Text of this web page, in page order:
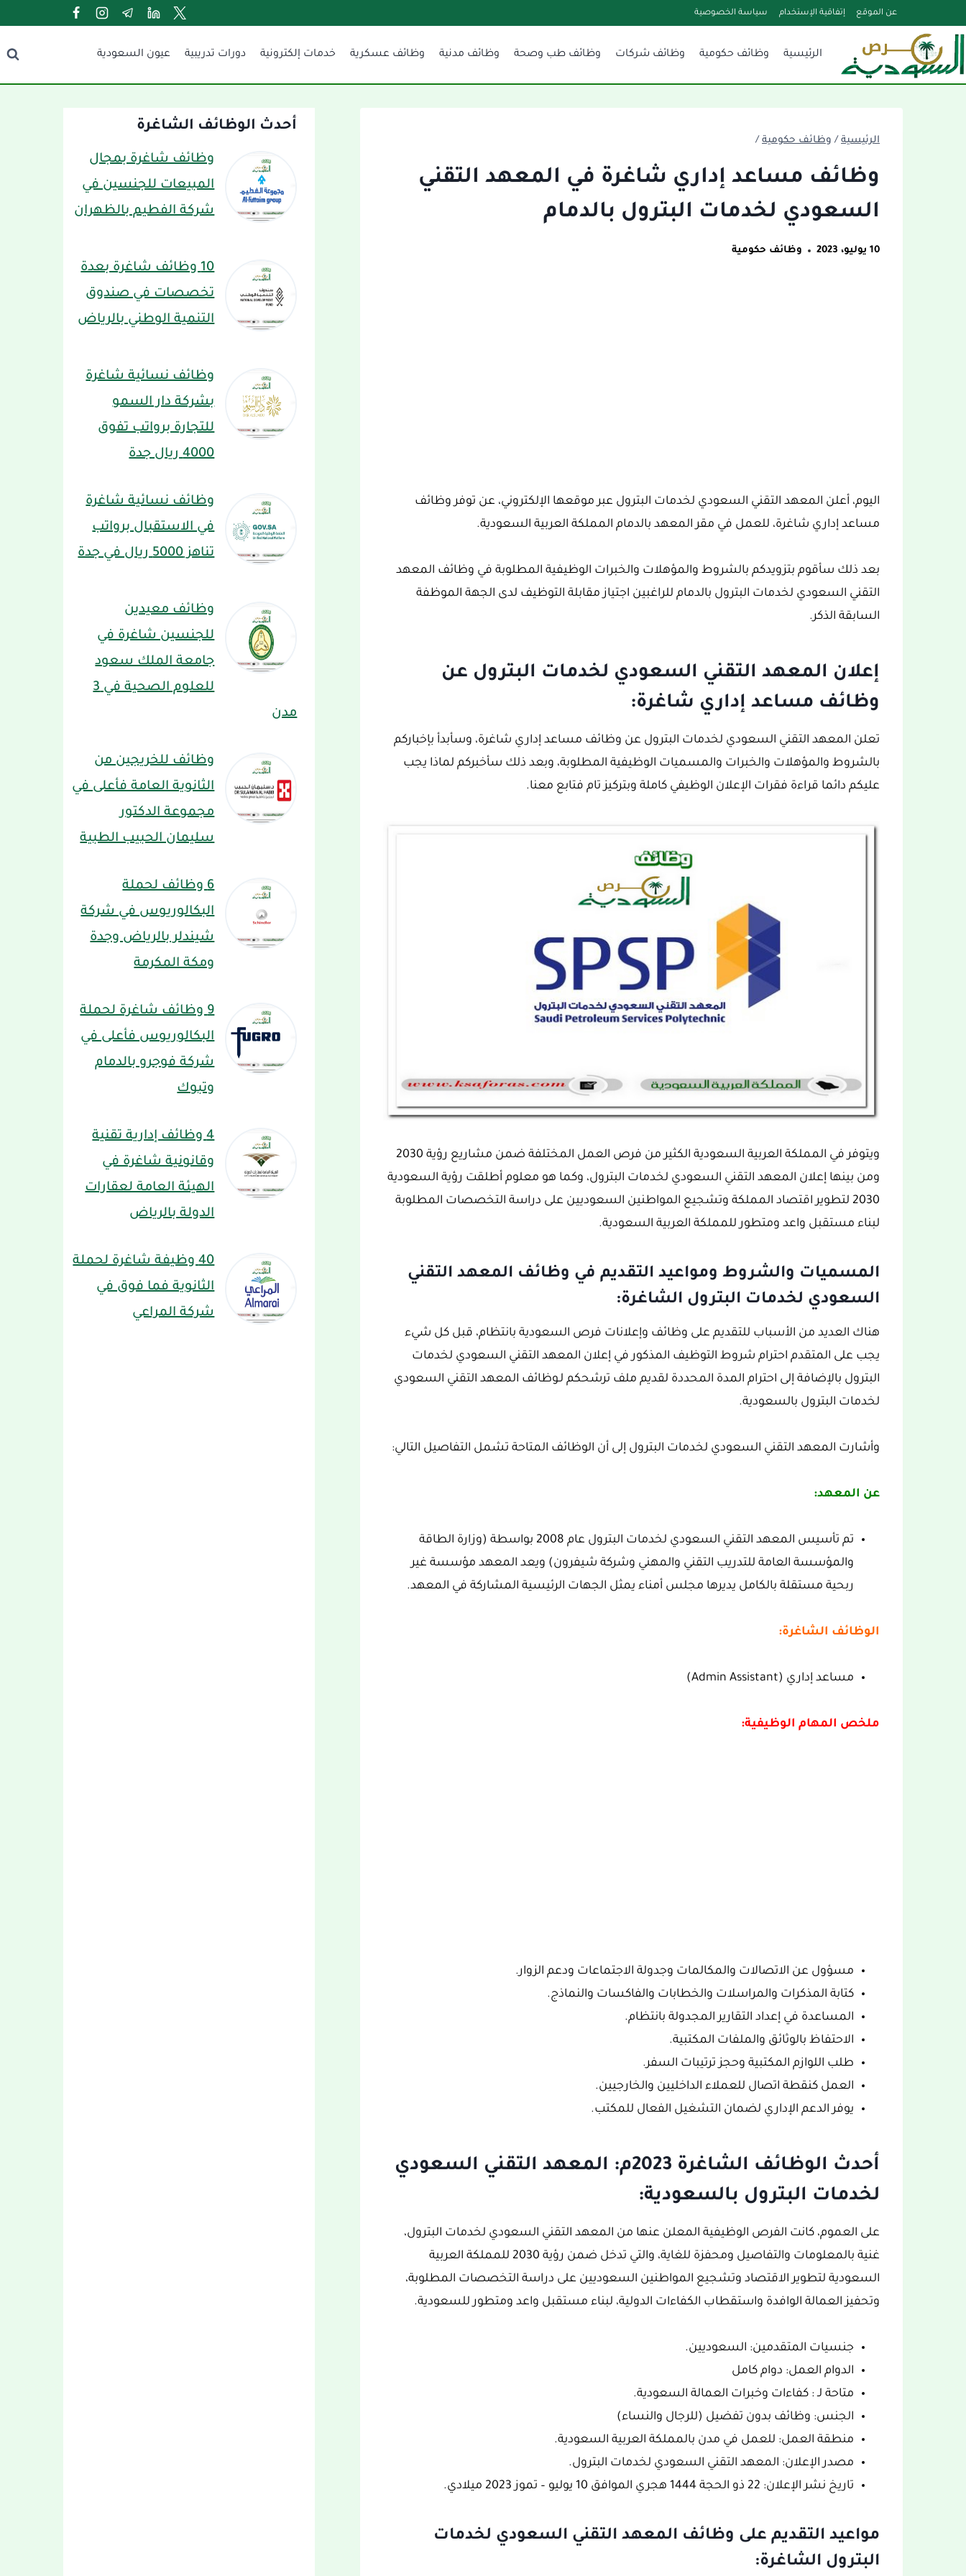
إلى
المحتوى
عن الموقع إتفاقية الإستخدام سياسة الخصوصية
الرئيسية وظائف حكومية وظائف شركات وظائف طب وصحة وظائف مدنية وظائف عسكرية خدمات إلكترونية دورات تدريبية عيون السعودية
الرئيسية / وظائف حكومية /
وظائف مساعد إداري شاغرة في المعهد التقني
السعودي لخدمات البترول بالدمام
10 يوليو، 2023 وظائف حكومية
اليوم، أعلن المعهد التقني السعودي لخدمات البترول عبر موقعها الإلكتروني، عن توفر وظائف
مساعد إداري شاغرة، للعمل في مقر المعهد بالدمام المملكة العربية السعودية.
بعد ذلك سأقوم بتزويدكم بالشروط والمؤهلات والخبرات الوظيفية المطلوبة في وظائف المعهد
التقني السعودي لخدمات البترول بالدمام للراغبين اجتياز مقابلة التوظيف لدى الجهة الموظفة
السابقة الذكر.
إعلان المعهد التقني السعودي لخدمات البترول عن
وظائف مساعد إداري شاغرة:
تعلن المعهد التقني السعودي لخدمات البترول عن وظائف مساعد إداري شاغرة، وسأبدأ بإخباركم
بالشروط والمؤهلات والخبرات والمسميات الوظيفية المطلوبة، وبعد ذلك سأخبركم لماذا يجب
عليكم دائما قراءة فقرات الإعلان الوظيفي كاملة وبتركيز تام فتابع معنا.
ويتوفر في المملكة العربية السعودية الكثير من فرص العمل المختلفة ضمن مشاريع رؤية 2030
ومن بينها إعلان المعهد التقني السعودي لخدمات البترول، وكما هو معلوم أطلقت رؤية السعودية
2030 لتطوير اقتصاد المملكة وتشجيع المواطنين السعوديين على دراسة التخصصات المطلوبة
لبناء مستقبل واعد ومتطور للمملكة العربية السعودية.
المسميات والشروط ومواعيد التقديم في وظائف المعهد التقني
السعودي لخدمات البترول الشاغرة:
هناك العديد من الأسباب للتقديم على وظائف وإعلانات فرص السعودية بانتظام، قبل كل شيء
يجب على المتقدم احترام شروط التوظيف المذكور في إعلان المعهد التقني السعودي لخدمات
البترول بالإضافة إلى احترام المدة المحددة لقديم ملف ترشحكم لـوظائف المعهد التقني السعودي
لخدمات البترول بالسعودية.
وأشارت المعهد التقني السعودي لخدمات البترول إلى أن الوظائف المتاحة تشمل التفاصيل التالي:
عن المعهد:
تم تأسيس المعهد التقني السعودي لخدمات البترول عام 2008 بواسطة (وزارة الطاقة
والمؤسسة العامة للتدريب التقني والمهني وشركة شيفرون) ويعد المعهد مؤسسة غير
ربحية مستقلة بالكامل يديرها مجلس أمناء يمثل الجهات الرئيسية المشاركة في المعهد.
الوظائف الشاغرة:
مساعد إداري (Admin Assistant)
ملخص المهام الوظيفية:
مسؤول عن الاتصالات والمكالمات وجدولة الاجتماعات ودعم الزوار.
كتابة المذكرات والمراسلات والخطابات والفاكسات والنماذج.
المساعدة في إعداد التقارير المجدولة بانتظام.
الاحتفاظ بالوثائق والملفات المكتبية.
طلب اللوازم المكتبية وحجز ترتيبات السفر.
العمل كنقطة اتصال للعملاء الداخليين والخارجيين.
يوفر الدعم الإداري لضمان التشغيل الفعال للمكتب.
أحدث الوظائف الشاغرة 2023م: المعهد التقني السعودي
لخدمات البترول بالسعودية:
على العموم، كانت الفرص الوظيفية المعلن عنها من المعهد التقني السعودي لخدمات البترول،
غنية بالمعلومات والتفاصيل ومحفزة للغاية، والتي تدخل ضمن رؤية 2030 للمملكة العربية
السعودية لتطوير الاقتصاد وتشجيع المواطنين السعوديين على دراسة التخصصات المطلوبة،
وتحفيز العمالة الوافدة واستقطاب الكفاءات الدولية، لبناء مستقبل واعد ومتطور للسعودية.
جنسيات المتقدمين: السعوديين.
الدوام العمل: دوام كامل
متاحة لـ : كفاءات وخبرات العمالة السعودية.
الجنس: وظائف بدون تفضيل (للرجال والنساء)
منطقة العمل: للعمل في مدن بالمملكة العربية السعودية.
مصدر الإعلان: المعهد التقني السعودي لخدمات البترول.
تاريخ نشر الإعلان: 22 ذو الحجة 1444 هجري الموافق 10 يوليو – تموز 2023 ميلادي.
مواعيد التقديم على وظائف المعهد التقني السعودي لخدمات
البترول الشاغرة:
أحدث الوظائف الشاغرة
وظائف شاغرة بمجال
المبيعات للجنسين في
شركة الفطيم بالظهران
10 وظائف شاغرة بعدة
تخصصات في صندوق
التنمية الوطني بالرياض
وظائف نسائية شاغرة
بشركة دار السمو
للتجارة برواتب تفوق
4000 ريال جدة
وظائف نسائية شاغرة
في الاستقبال برواتب
تناهز 5000 ريال في جدة
وظائف معيدين
للجنسين شاغرة في
جامعة الملك سعود
للعلوم الصحية في 3
مدن
وظائف للخريجين من
الثانوية العامة فأعلى في
مجموعة الدكتور
سليمان الحبيب الطبية
6 وظائف لحملة
البكالوريوس في شركة
شيندلر بالرياض وجدة
ومكة المكرمة
9 وظائف شاغرة لحملة
البكالوريوس فأعلى في
شركة فوجرو بالدمام
وتبوك
4 وظائف إدارية تقنية
وقانونية شاغرة في
الهيئة العامة لعقارات
الدولة بالرياض
40 وظيفة شاغرة لحملة
الثانوية فما فوق في
شركة المراعي